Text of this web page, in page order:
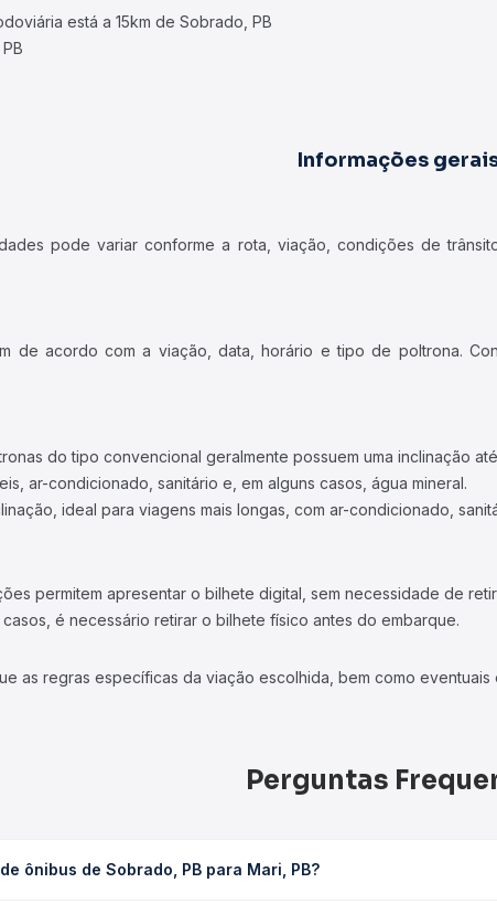
está a 15km de Sobrado, PB
Informações
pode variar conforme a rota, viação, condições de
de acordo com a viação, data, horário e tipo de poltrona.
do tipo convencional geralmente possuem uma inclinação
ar-condicionado, sanitário e, em alguns casos, água mineral.
ideal para viagens mais longas, com ar-condicionado,
permitem apresentar o bilhete digital, sem necessidade de
é necessário retirar o bilhete físico antes do embarque.
as regras específicas da viação escolhida, bem como
Perguntas
ônibus de Sobrado, PB para Mari, PB?